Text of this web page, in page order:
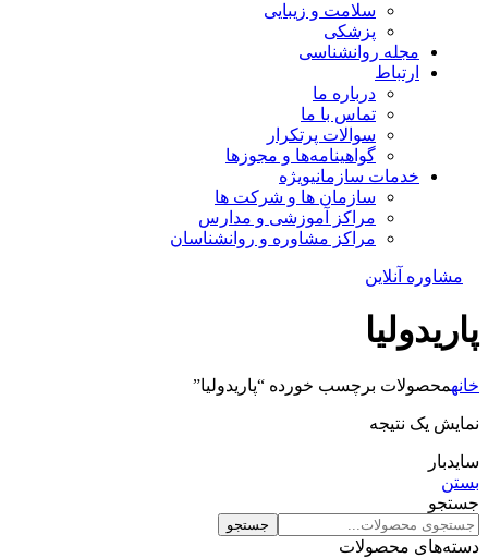
سلامت و زیبایی
پزشکی
مجله روانشناسی
ارتباط
درباره ما
تماس با ما
سوالات پرتکرار
گواهینامه‌ها و مجوزها
خدمات سازمانیویژه
سازمان ها و شرکت ها
مراکز آموزشی و مدارس
مراکز مشاوره و روانشناسان
مشاوره آنلاین
پاریدولیا
خانهمحصولات برچسب خورده “پاریدولیا”
نمایش یک نتیجه
سایدبار
بستن
جستجو
جستجو
دسته‌های محصولات